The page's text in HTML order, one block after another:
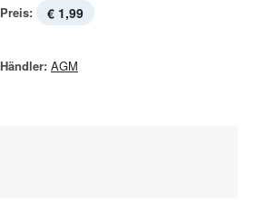
Preis: € 1,99
Händler: AGM